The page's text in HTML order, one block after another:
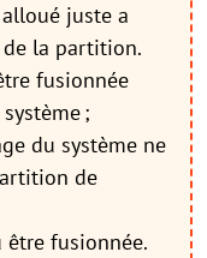
juste a
de la partition.
fusionnée
;
du système ne
de
être fusionnée.